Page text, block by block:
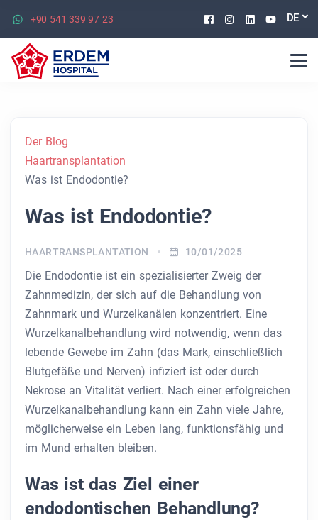
+90 541 339 97 23 Facebook
Instagram
Linkedin
DE
Der Blog
Haartransplantation
Was ist Endodontie?
Was ist Endodontie?
HAARTRANSPLANTATION 10/01/2025
Die Endodontie ist ein spezialisierter Zweig der
Zahnmedizin, der sich auf die Behandlung von
Zahnmark und Wurzelkanälen konzentriert. Eine
Wurzelkanalbehandlung wird notwendig, wenn das
lebende Gewebe im Zahn (das Mark, einschließlich
Blutgefäße und Nerven) infiziert ist oder durch
Nekrose an Vitalität verliert. Nach einer erfolgreichen
Wurzelkanalbehandlung kann ein Zahn viele Jahre,
möglicherweise ein Leben lang, funktionsfähig und
im Mund erhalten bleiben.
Was ist das Ziel einer
endodontischen Behandlung?